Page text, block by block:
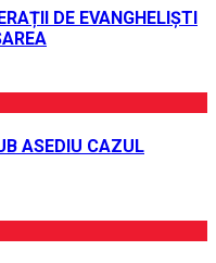
DE EVANGHELIȘTI
ASEDIU CAZUL